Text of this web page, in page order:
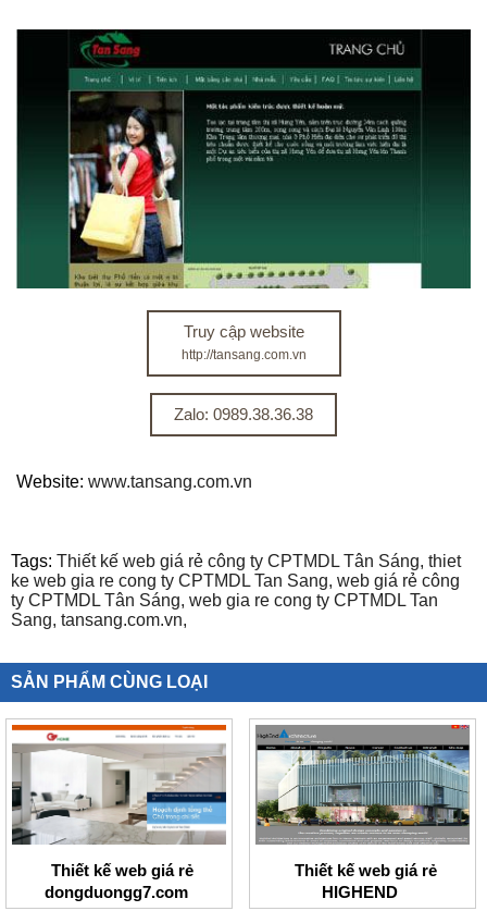
Truy cập website
http://tansang.com.vn
Zalo: 0989.38.36.38
Website: www.tansang.com.vn
Tags: Thiết kế web giá rẻ công ty CPTMDL Tân Sáng, thiet
ke web gia re cong ty CPTMDL Tan Sang, web giá rẻ công
ty CPTMDL Tân Sáng, web gia re cong ty CPTMDL Tan
Sang, tansang.com.vn,
SẢN PHẨM CÙNG LOẠI
Thiết kế web giá rẻ
dongduongg7.com
Thiết kế web giá rẻ
HIGHEND